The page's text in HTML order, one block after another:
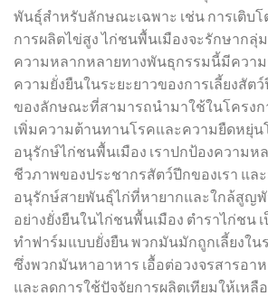
พันธุ์สำหรับลักษณะเฉพาะ เช่น การเติบโ
การผลิตไข่สูง ไก่ชนพื้นเมืองจะรักษากลุ่
ความหลากหลายทางพันธุกรรมนี้มีควา
ความยั่งยืนในระยะยาวของการเลี้ยงสัต
ของลักษณะที่สามารถนำมาใช้ในโครงก
เพิ่มความต้านทานโรคและความยืดหยุ่น
อนุรักษ์ไก่ชนพื้นเมือง เราปกป้องความห
ชีวภาพของประชากรสัตว์ปีกของเรา แล
อนุรักษ์สายพันธุ์ไก่ที่หายากและใกล้สูญ
อย่างยั่งยืนในไก่ชนพื้นเมือง ตําราไก่ชน
ทำฟาร์มแบบยั่งยืน พวกมันมักถูกเลี้ยงใน
ซึ่งพวกมันหาอาหาร เอื้อต่อวงจรสารอา
และลดการใช้ปัจจัยการผลิตเทียมให้เหลื